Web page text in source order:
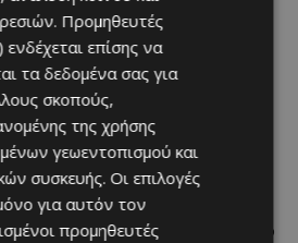
και πάλι εκεί, αυτή τη
μνημόσυνο στον Αγ. Αρσένιο
του Νοσοκομείου
Λεμέσιο, τον εκπρόσωπο της
Ολύμπιο, τον ιερέα της
τον Πρόεδρο Γιώργο Παναγιώτου
Χατζημιχαήλ του Κοινοτικού
τον Πρόεδρο του Κοινοτικού
Κυριακίδη, τον επιδημιολόγο
Προμηθευτές
ενδέχεται επίσης να
τα δεδομένα σας για
σκοπούς,
της χρήσης
γεωεντοπισμού και
συσκευής. Οι επιλογές
για αυτόν τον
προμηθευτές